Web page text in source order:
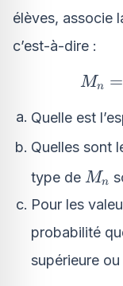
élèves, associe
c’est-à-dire :
+
Mn =
Quelle est
Quelles sont
type de M_n
Mn
Pour les
probabilité
supérieure